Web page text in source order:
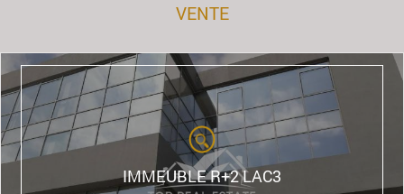
VENTE
IMMEUBLE R+2 LAC3